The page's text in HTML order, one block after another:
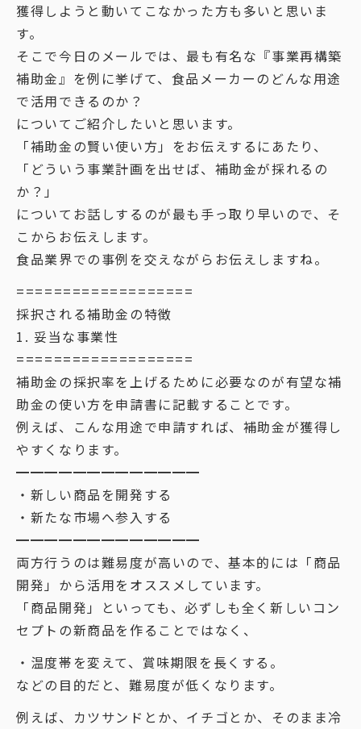
獲得しようと動いてこなかった方も多いと思いま
す。
そこで今日のメールでは、最も有名な『事業再構築
補助金』を例に挙げて、食品メーカーのどんな用途
で活用できるのか？
についてご紹介したいと思います。
「補助金の賢い使い方」をお伝えするにあたり、
「どういう事業計画を出せば、補助金が採れるの
か？」
についてお話しするのが最も手っ取り早いので、そ
こからお伝えします。
食品業界での事例を交えながらお伝えしますね。
===================
採択される補助金の特徴
1. 妥当な事業性
===================
補助金の採択率を上げるために必要なのが有望な補
助金の使い方を申請書に記載することです。
例えば、こんな用途で申請すれば、補助金が獲得し
やすくなります。
━━━━━━━━━━━━━
・新しい商品を開発する
・新たな市場へ参入する
━━━━━━━━━━━━━
両方行うのは難易度が高いので、基本的には「商品
開発」から活用をオススメしています。
「商品開発」といっても、必ずしも全く新しいコン
セプトの新商品を作ることではなく、
・温度帯を変えて、賞味期限を長くする。
などの目的だと、難易度が低くなります。
例えば、カツサンドとか、イチゴとか、そのまま冷